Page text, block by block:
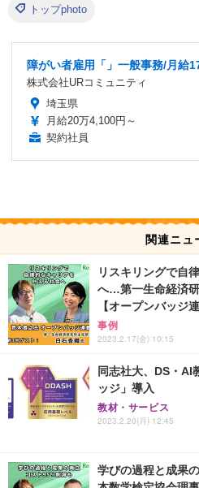
トップphoto
障がい者雇用「」一般事務/月給
株式会社URコミュニティ
埼玉県
月給20万4,100円～
契約社員
関連ニュ
リスキリングで自
へ…第一生命経済
【オープンバッジ連
事例
2023.2.17(金) 10:15
同志社大、DS・AI
ッジ」導入
教材・サービス
2023.2.20(月) 12:45
学びの過程と成果